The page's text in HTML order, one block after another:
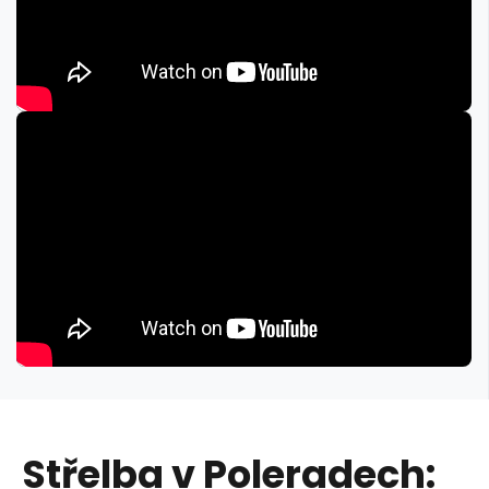
Střelba v Poleradech: